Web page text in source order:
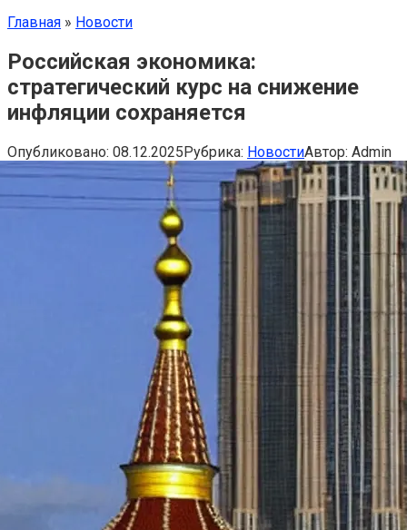
Главная » Новости
Российская экономика:
стратегический курс на снижение
инфляции сохраняется
Опубликовано: 08.12.2025Рубрика: НовостиАвтор: Admin